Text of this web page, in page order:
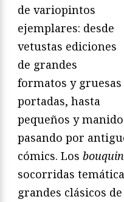
de variopintos
ejemplares: desde
vetustas ediciones
de grandes
formatos y gruesas
portadas, hasta
pequeños y
pasando por
cómics. Los
socorridas
grandes clásicos